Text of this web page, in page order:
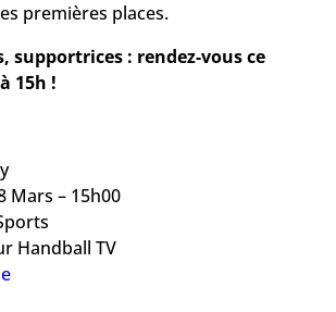
premières places.
supportrices : rendez-vous ce
15h !
Mars – 15h00
Handball TV